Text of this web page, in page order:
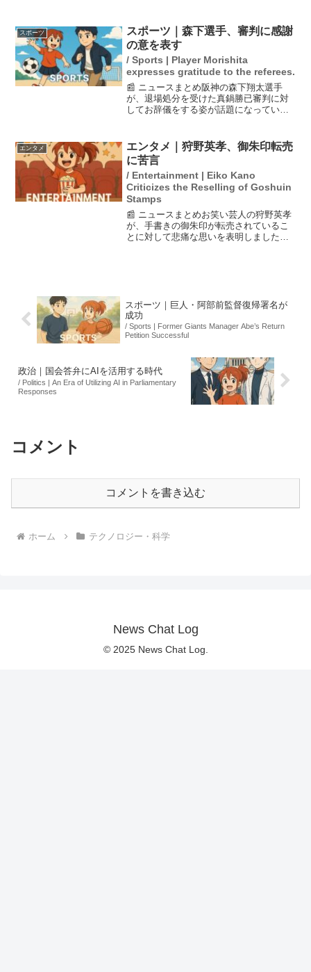
響を懸念している。特に、最近の相次ぐ
火災も影響しており、...
スポーツ
スポーツ｜森下選手、審判に感謝
の意を表す
/ Sports | Player Morishita
expresses gratitude to the referees.
📰 ニュースまとめ阪神の森下翔太選手
が、退場処分を受けた真鍋勝已審判に対
してお辞儀をする姿が話題になっていま
とを示しました。これに対し、阪神の佐
藤輝明選手は、森下選手が...
エンタメ
エンタメ｜狩野英孝、御朱印転売
に苦言
/ Entertainment | Eiko Kano
Criticizes the Reselling of Goshuin
Stamps
📰 ニュースまとめお笑い芸人の狩野英孝
が、手書きの御朱印が転売されているこ
とに対して悲痛な思いを表明しました。
スポーツ｜巨人・阿部前監督復帰署名が
成功
/ Sports | Former Giants Manager Abe’s Return
Petition Successful
政治｜国会答弁にAIを活用する時代
/ Politics | An Era of Utilizing AI in Parliamentary
Responses
コメント
コメントを書き込む
ホーム テクノロジー・科学
News Chat Log
© 2025 News Chat Log.